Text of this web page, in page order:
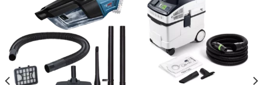
Toevoegen
verlanglijst
aan
verlanglijst